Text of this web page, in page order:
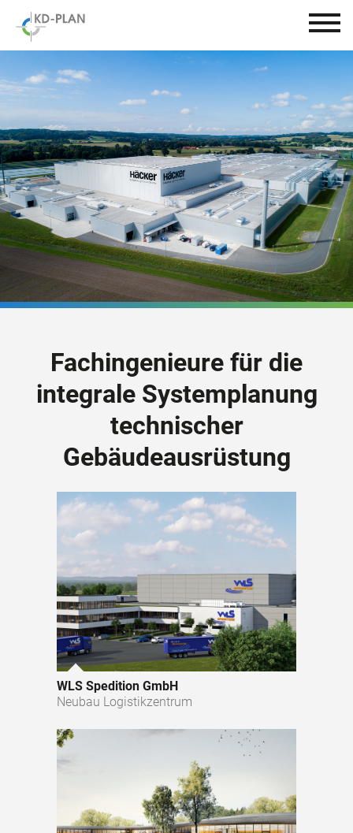
Fachingenieure für die
integrale Systemplanung
technischer
Gebäudeausrüstung
WLS Spedition GmbH
Neubau Logistikzentrum